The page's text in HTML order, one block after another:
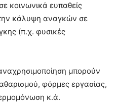
κοινωνικά ευπαθείς
την κάλυψη αναγκών σε
(π.χ. φυσικές
μπορούν
φόρμες εργασίας,
κ.ά.